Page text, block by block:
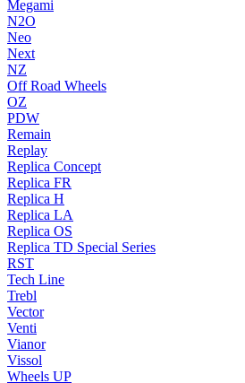
Megami
N2O
Neo
Next
NZ
Off Road Wheels
OZ
PDW
Remain
Replay
Replica Concept
Replica FR
Replica H
Replica LA
Replica OS
Replica TD Special Series
RST
Tech Line
Trebl
Vector
Venti
Vianor
Vissol
Wheels UP